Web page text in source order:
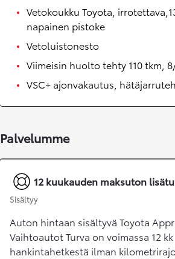
Vetokoukku Toyota,
napainen pistoke
Vetoluistonesto
Viimeisin huolto tehty 110 tkm,
VSC+ ajonvakautus,
Palvelumme
12 kuukauden maksuton
Sisältyy
Auton hintaan sisältyvä Toyota
Vaihtoautot Turva on voimassa 12 kk
hankintahetkestä ilman